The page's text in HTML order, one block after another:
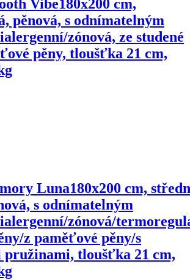
Vibe180x200 cm,
pěnová, s odnímatelným
zónová, ze studené
pěny, tloušťka 21 cm,
Luna180x200 cm,
s odnímatelným
zónová/
z paměťové pěny/s
pružinami, tloušťka 21 cm,